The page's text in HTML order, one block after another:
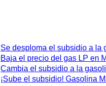
Se desploma el subsidio a la
Baja el precio del gas LP en
Cambia el subsidio a la
¡Sube el subsidio! Gasolina